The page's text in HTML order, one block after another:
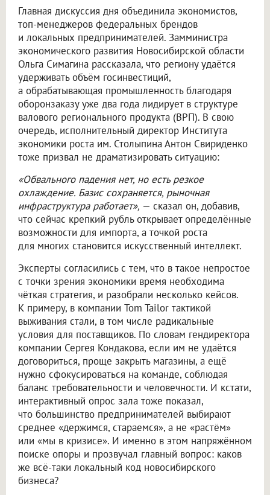
Главная дискуссия дня объединила экономистов,
топ-менеджеров федеральных брендов
и локальных предпринимателей. Замминистра
экономического развития Новосибирской области
Ольга Симагина рассказала, что региону удаётся
удерживать объём госинвестиций,
а обрабатывающая промышленность благодаря
оборонзаказу уже два года лидирует в структуре
валового регионального продукта (ВРП). В свою
очередь, исполнительный директор Института
экономики роста им. Столыпина Антон Свириденко
тоже призвал не драматизировать ситуацию:
«Обвального падения нет, но есть резкое
охлаждение. Базис сохраняется, рыночная
инфраструктура работает», — сказал он, добавив,
что сейчас крепкий рубль открывает определённые
возможности для импорта, а точкой роста
для многих становится искусственный интеллект.
Эксперты согласились с тем, что в такое непростое
с точки зрения экономики время необходима
чёткая стратегия, и разобрали несколько кейсов.
К примеру, в компании Tom Tailor тактикой
выживания стали, в том числе радикальные
условия для поставщиков. По словам гендиректора
компании Сергея Кондакова, если им не удаётся
договориться, проще закрыть магазины, а ещё
нужно сфокусироваться на команде, соблюдая
баланс требовательности и человечности. И кстати,
интерактивный опрос зала тоже показал,
что большинство предпринимателей выбирают
среднее «держимся, стараемся», а не «растём»
или «мы в кризисе». И именно в этом напряжённом
поиске опоры и прозвучал главный вопрос: каков
же всё-таки локальный код новосибирского
бизнеса?